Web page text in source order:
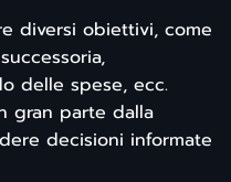
diversi obiettivi, come
delle spese, ecc.
gran parte dalla
decisioni informate